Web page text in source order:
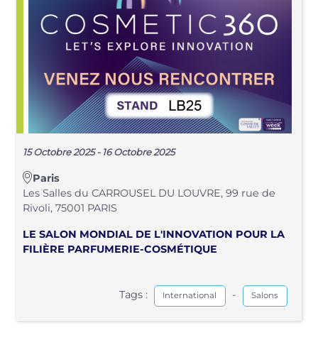
15 Octobre 2025 - 16 Octobre 2025
Paris
Les Salles du CARROUSEL DU LOUVRE, 99 rue de
Rivoli, 75001 PARIS
LE SALON MONDIAL DE L'INNOVATION POUR LA
FILIÈRE PARFUMERIE-COSMÉTIQUE
Tags : International - Salons